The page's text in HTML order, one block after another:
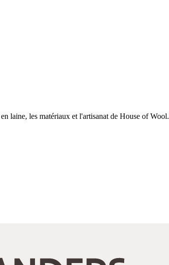
laine, les matériaux et l'artisanat de House of Wool.